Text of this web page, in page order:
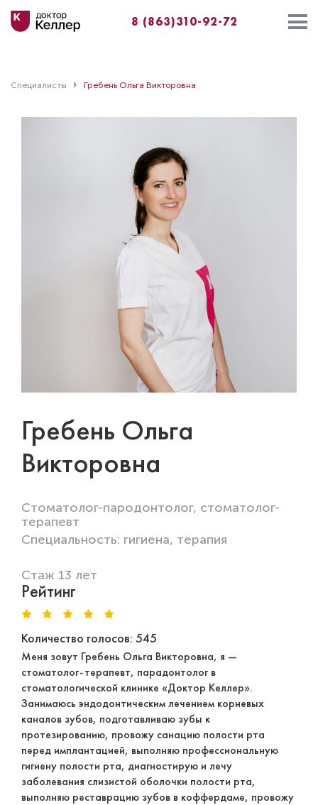
8 (863)310-92-72
Специалисты Гребень Ольга Викторовна
Гребень Ольга
Викторовна
Стоматолог-пародонтолог, стоматолог-
терапевт
Специальность: гигиена, терапия
Стаж 13 лет
Рейтинг
Количество голосов: 545
Меня зовут Гребень Ольга Викторовна, я —
стоматолог-терапевт, парадонтолог в
стоматологической клинике «Доктор Келлер».
Занимаюсь эндодонтическим лечением корневых
каналов зубов, подготавливаю зубы к
протезированию, провожу санацию полости рта
перед имплантацией, выполняю профессиональную
гигиену полости рта, диагностирую и лечу
заболевания слизистой оболочки полости рта,
выполняю реставрацию зубов в коффердаме, провожу